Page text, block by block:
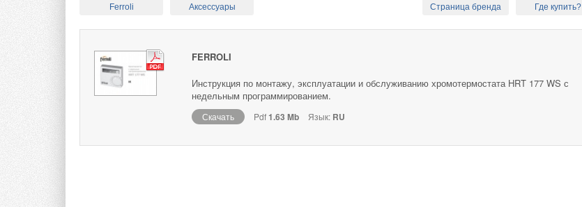
Ferroli Аксессуары Страница бренда Где купить?
FERROLI
Инструкция по монтажу, эксплуатации и обслуживанию хромотермостата HRT 177 WS с
недельным программированием.
Скачать Pdf1.63 Mb Язык: RU